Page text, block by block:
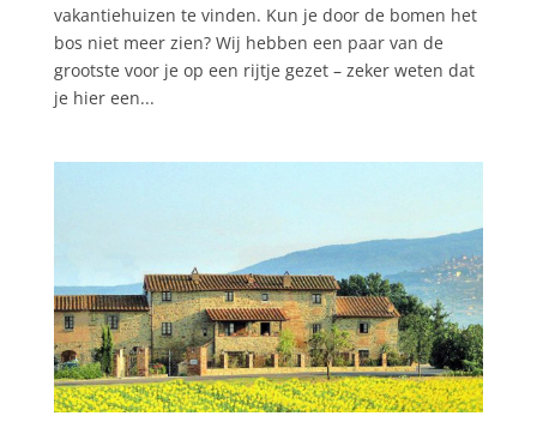
vakantiehuizen te vinden. Kun je door de bomen het
bos niet meer zien? Wij hebben een paar van de
grootste voor je op een rijtje gezet – zeker weten dat
je hier een...